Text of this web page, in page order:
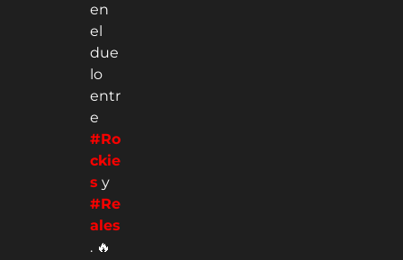
en
el
due
lo
entr
e
#Ro
ckie
s y
#Re
ales
. 🔥